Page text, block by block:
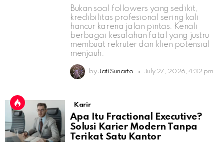
Bukan soal followers yang sedikit,
kredibilitas profesional sering kali
hancur karena jalan pintas. Kenali
berbagai kesalahan fatal yang justru
membuat rekruter dan klien potensial
menjauh.
by Jati Sunarto July 27, 2026, 4:32 pm
Karir
Apa Itu Fractional Executive?
Solusi Karier Modern Tanpa
Terikat Satu Kantor